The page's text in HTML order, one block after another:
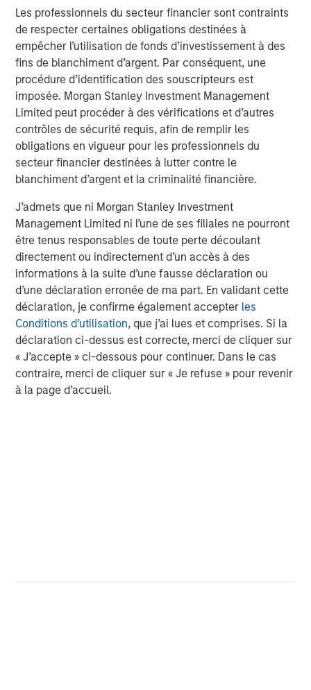
Les professionnels du secteur financier sont contraints
de respecter certaines obligations destinées à
empêcher l’utilisation de fonds d’investissement à des
fins de blanchiment d’argent. Par conséquent, une
procédure d’identification des souscripteurs est
imposée. Morgan Stanley Investment Management
Limited peut procéder à des vérifications et d’autres
contrôles de sécurité requis, afin de remplir les
obligations en vigueur pour les professionnels du
secteur financier destinées à lutter contre le
blanchiment d’argent et la criminalité financière.
J’admets que ni Morgan Stanley Investment
Management Limited ni l’une de ses filiales ne pourront
être tenus responsables de toute perte découlant
directement ou indirectement d’un accès à des
informations à la suite d’une fausse déclaration ou
d’une déclaration erronée de ma part. En validant cette
déclaration, je confirme également accepter les
Conditions d’utilisation, que j’ai lues et comprises. Si la
déclaration ci-dessus est correcte, merci de cliquer sur
« J’accepte » ci-dessous pour continuer. Dans le cas
contraire, merci de cliquer sur « Je refuse » pour revenir
à la page d’accueil.
and gas operators, including Occidental Petroleum, BP,
and Targa, while building on Zeitview’s existing support
for renewable energy assets representing hundreds of
gigawatts of capacity, delivering unparalleled scale and
coverage for increasingly diversified energy asset
portfolios.
“This is a natural next chapter for Insight M. Our mission
has always been to help operators detect, understand,
and reduce methane emissions, but real impact requires
context across the entire asset," said David Bercovich,
Insight M CEO. "By joining forces with Zeitview, we’re able
to expand our capabilities into a more holistic asset
integrity platform, one that helps oil and gas customers
manage risk, improve performance, and operate more
sustainably.”
As part of Zeitview, Insight M’s customers will benefit
from global scale, an expanded path from methane
detection to broader asset intelligence, and the reliability
of a cross-industry leader in visual inspection
intelligence. Zeitview operates in 80+ countries and
brings a proven platform that integrates visual
inspections, AI-driven analytics, and human expertise to
deliver decision-ready insights at scale. Together, the